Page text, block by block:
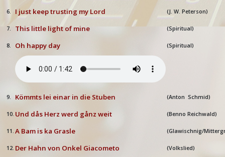
6. I just keep trusting my Lord (J. W. Peterson)
7. This little light of mine (Spiritual)
8. Oh happy day (Spiritual)
9. Kömmts lei einar in die Stuben (Anton Schmid)
10. Und dås Herz werd gånz weit (Benno Reichwald)
11. A Bam is ka Grasle (Glawischnig/
12. Der Hahn von Onkel Giacometo (Volkslied)